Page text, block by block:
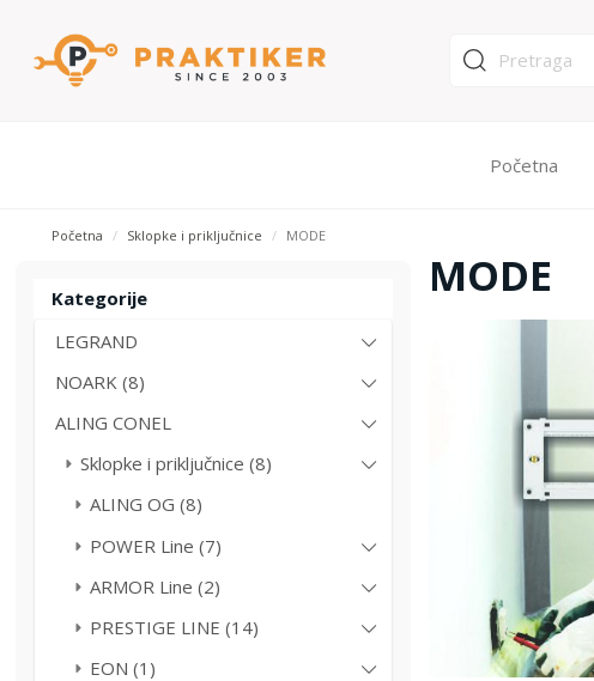
Početna
Početna Sklopke i priključnice MODE
Kategorije
LEGRAND
NOARK (8)
ALING CONEL
Sklopke i priključnice (8)
ALING OG (8)
POWER Line (7)
ARMOR Line (2)
PRESTIGE LINE (14)
EON (1)
MODE